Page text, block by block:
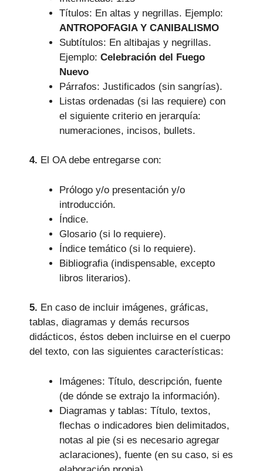
Títulos: En altas y negrillas. Ejemplo:
ANTROPOFAGIA Y CANIBALISMO
Subtítulos: En altibajas y negrillas.
Ejemplo: Celebración del Fuego
Nuevo
Párrafos: Justificados (sin sangrías).
Listas ordenadas (si las requiere) con
el siguiente criterio en jerarquía:
numeraciones, incisos, bullets.
4. El OA debe entregarse con:
Prólogo y/o presentación y/o
introducción.
Índice.
Glosario (si lo requiere).
Índice temático (si lo requiere).
Bibliografia (indispensable, excepto
libros literarios).
5. En caso de incluir imágenes, gráficas,
tablas, diagramas y demás recursos
didácticos, éstos deben incluirse en el cuerpo
del texto, con las siguientes características:
Imágenes: Título, descripción, fuente
(de dónde se extrajo la información).
Diagramas y tablas: Título, textos,
flechas o indicadores bien delimitados,
notas al pie (si es necesario agregar
aclaraciones), fuente (en su caso, si es